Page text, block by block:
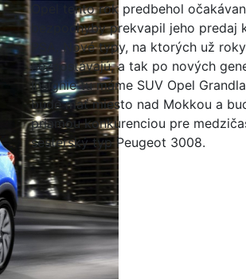
Opel tento rok predbehol
bezpochyby prekvapil jeho predaj
PSA. Nové typy, na ktorých už
nezaostávajú, a tak po nových
Insignie tu máme SUV Opel
bude mať miesto nad Mokkou a
priamou konkurenciou pre
sesterský typ Peugeot 3008.